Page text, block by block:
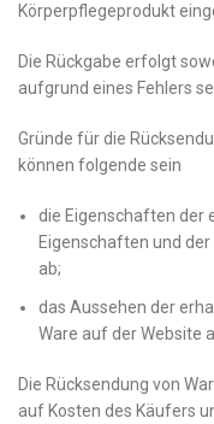
Körperpflegeprodukt
Die Rückgabe erfolgt
aufgrund eines Fehlers
Gründe für die
können folgende sein
die Eigenschaften der
Eigenschaften und
ab;
das Aussehen der
Ware auf der Website
Die Rücksendung von
auf Kosten des Käufers